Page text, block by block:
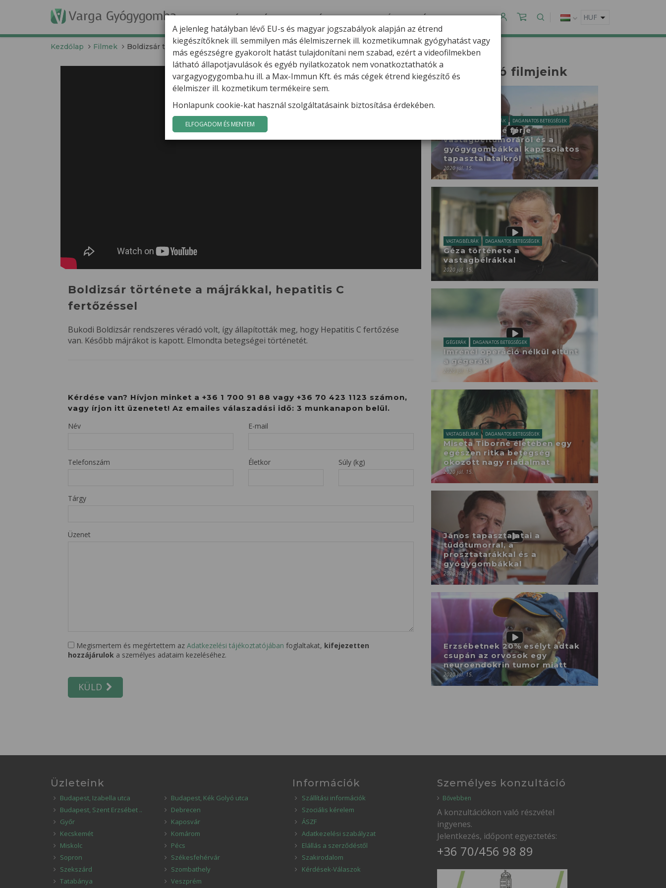
TERMÉKEK HÍREK VARGA GÁBOR FILMEK GYÓGYGOMBÁK KAPCSOLAT
Kezdőlap Filmek Boldizsár története a májrákkal, hepatitis C fertőzéssel
Boldizsár története a májrákkal, hepatitis C
fertőzéssel
Bukodi Boldizsár rendszeres véradó volt, így állapították meg, hogy Hepatitis C fertőzése
van. Később májrákot is kapott. Elmondta betegségei történetét.
Kérdése van? Hívjon minket a +36 1 700 91 88 vagy +36 70 423 1123 számon,
vagy írjon itt üzenetet! Az emailes válaszadási idő: 3 munkanapon belül.
Név
E-mail
Telefonszám Életkor Súly (kg)
Tárgy
Üzenet
Megismertem és megértettem az Adatkezelési tájékoztatójában foglaltakat, kifejezetten
hozzájárulok a személyes adataim kezeléséhez.
KÜLD
Kapcsolódó filmjeink
VASTAGBÉLRÁK DAGANATOS BETEGSÉGEK
Daczi Jánosné férje
vastagbéltumoráról és a
gyógygombákkal kapcsolatos
tapasztalataikról
2020 júl. 15.
VASTAGBÉLRÁK DAGANATOS BETEGSÉGEK
Géza története a
vastagbélrákkal
2020 júl. 15.
GÉGERÁK DAGANATOS BETEGSÉGEK
Imrénél operáció nélkül eltűnt
a gégerák!
2020 júl. 15.
VASTAGBÉLRÁK DAGANATOS BETEGSÉGEK
Miseta Tiborné életében egy
egészen ritka betegség
okozott nagy riadalmat
2020 júl. 15.
János tapasztalatai a
tüdőtumorral, a
prosztatarákkal és a
gyógygombákkal
2020 júl. 15.
Erzsébetnek 20% esélyt adtak
csupán az orvosok egy
neuroendokrin tumor miatt
2020 júl. 15.
Üzleteink
Budapest, Izabella utca
Budapest, Kék Golyó utca
Budapest, Szent Erzsébet ..
Debrecen
Győr
Kaposvár
Kecskemét
Komárom
Miskolc
Pécs
Sopron
Székesfehérvár
Szekszárd
Szombathely
Tatabánya
Veszprém
Információk
Szállítási információk
Szociális kérelem
ÁSZF
Adatkezelési szabályzat
Elállás a szerződéstől
Szakirodalom
Kérdések-Válaszok
Személyes konzultáció
Bővebben
A konzultációkon való részvétel
ingyenes.
Jelentkezés, időpont egyeztetés:
+36 70/456 98 89
A jelenleg hatályban lévő EU-s és magyar jogszabályok alapján az étrend
kiegészítőknek ill. semmilyen más élelmiszernek ill. kozmetikumnak gyógyhatást vagy
más egészségre gyakorolt hatást tulajdonítani nem szabad, ezért a videofilmekben
látható állapotjavulások és egyéb nyilatkozatok nem vonatkoztathatók a
vargagyogygomba.hu ill. a Max-Immun Kft. és más cégek étrend kiegészítő és
élelmiszer ill. kozmetikum termékeire sem.
Honlapunk cookie-kat használ szolgáltatásaink biztosítása érdekében.
ELFOGADOM ÉS MENTEM